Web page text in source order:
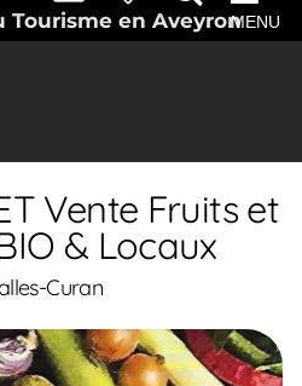
Tourisme en AveyronMENU
Vente Fruits et
& Locaux
Curan